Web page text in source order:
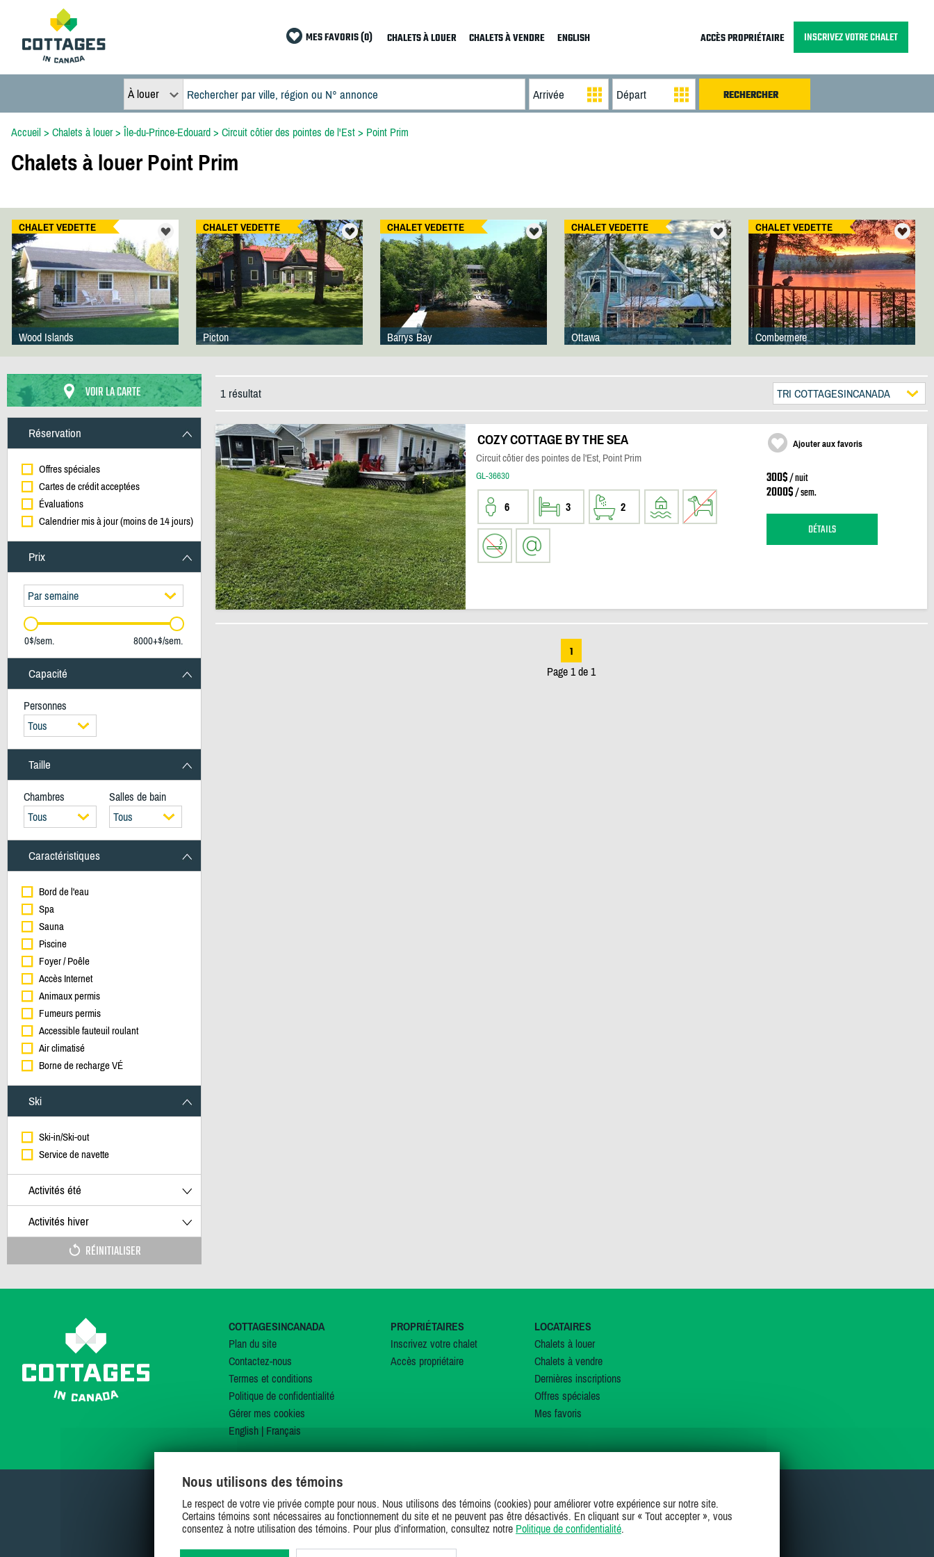
MES FAVORIS (0) CHALETS À LOUER CHALETS À VENDRE ENGLISH ACCÈS PROPRIÉTAIRE INSCRIVEZ VOTRE CHALET
À louer
Accueil> Chalets à louer> Île-du-Prince-Edouard> Circuit côtier des pointes de l'Est> Point Prim
Chalets à louer Point Prim
CHALET VEDETTE
Wood Islands
CHALET VEDETTE
Picton
CHALET VEDETTE
Barrys Bay
CHALET VEDETTE
Ottawa
CHALET VEDETTE
Combermere
VOIR LA CARTE
Réservation
Offres spéciales
Cartes de crédit acceptées
Évaluations
Calendrier mis à jour (moins de 14 jours)
Prix
Par semaine
0$/sem. 8000+$/sem.
Capacité
Personnes
Tous
Taille
Chambres
Salles de bain
Tous
Tous
Caractéristiques
Bord de l'eau
Spa
Sauna
Piscine
Foyer / Poêle
Accès Internet
Animaux permis
Fumeurs permis
Accessible fauteuil roulant
Air climatisé
Borne de recharge VÉ
Ski
Ski-in/Ski-out
Service de navette
Activités été
Activités hiver
RÉINITIALISER
1 résultat TRI COTTAGESINCANADA
COZY COTTAGE BY THE SEA
Circuit côtier des pointes de l'Est, Point Prim
GL-36630
6 3 2
Ajouter aux favoris
300$/ nuit
2000$/ sem.
DÉTAILS
1
Page 1 de 1
COTTAGESINCANADA
Plan du site
Contactez-nous
Termes et conditions
Politique de confidentialité
Gérer mes cookies
English| Français
PROPRIÉTAIRES
Inscrivez votre chalet
Accès propriétaire
LOCATAIRES
Chalets à louer
Chalets à vendre
Dernières inscriptions
Offres spéciales
Mes favoris
SUIVEZ-NOUS SUR
Nous utilisons des témoins
Le respect de votre vie privée compte pour nous. Nous utilisons des témoins (cookies) pour améliorer votre expérience sur notre site.
Certains témoins sont nécessaires au fonctionnement du site et ne peuvent pas être désactivés. En cliquant sur « Tout accepter », vous
consentez à notre utilisation des témoins. Pour plus d’information, consultez notre Politique de confidentialité.